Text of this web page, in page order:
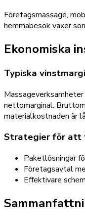
Företagsmassage,
hemmabesök växer
Ekonomiska
Typiska
nettomarginal.
materialkostnaden är
Strategier för att
Paketlösningar
Företagsavtal
Effektivare